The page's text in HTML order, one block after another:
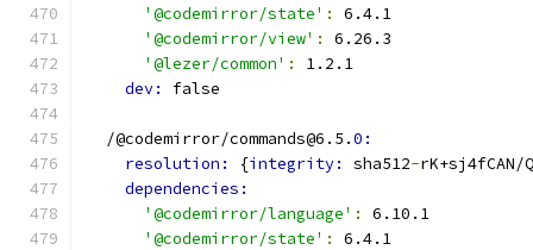
'@codemirror/state' :
6.4.1
'@codemirror/view' :
6.26.3
'@lezer/common' :
1.2.1
dev: false
  /@codemirror/commands@6.5.
0:
resolution:
{integrity: sha512-rK+sj4fCAN/
dependencies:
'@codemirror/language' :
6.10.1
'@codemirror/state' :
6.4.1